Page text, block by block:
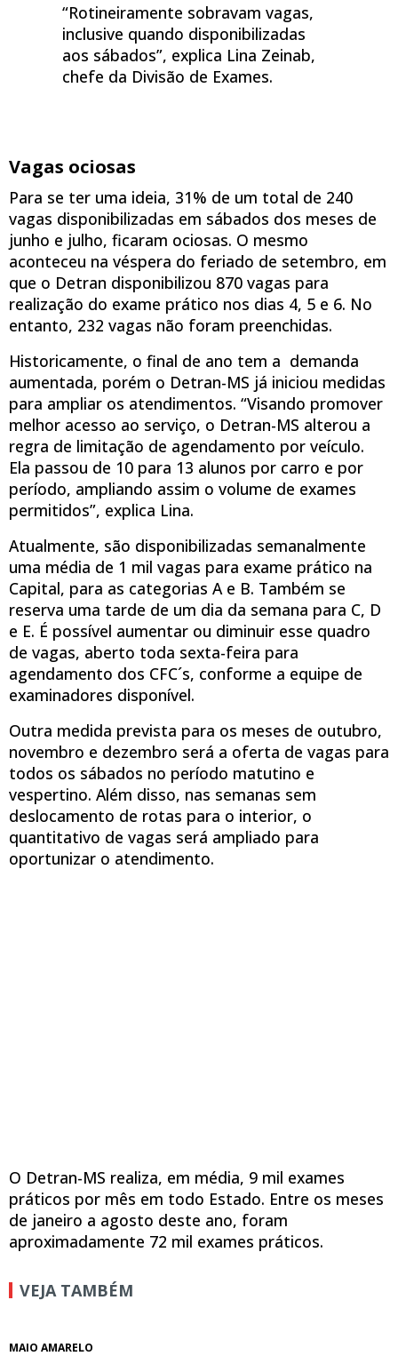
“Rotineiramente sobravam vagas,
inclusive quando disponibilizadas
aos sábados”, explica Lina Zeinab,
chefe da Divisão de Exames.
Vagas ociosas
Para se ter uma ideia, 31% de um total de 240
vagas disponibilizadas em sábados dos meses de
junho e julho, ficaram ociosas. O mesmo
aconteceu na véspera do feriado de setembro, em
que o Detran disponibilizou 870 vagas para
realização do exame prático nos dias 4, 5 e 6. No
entanto, 232 vagas não foram preenchidas.
Historicamente, o final de ano tem a demanda
aumentada, porém o Detran-MS já iniciou medidas
para ampliar os atendimentos. “Visando promover
melhor acesso ao serviço, o Detran-MS alterou a
regra de limitação de agendamento por veículo.
Ela passou de 10 para 13 alunos por carro e por
período, ampliando assim o volume de exames
permitidos”, explica Lina.
Atualmente, são disponibilizadas semanalmente
uma média de 1 mil vagas para exame prático na
Capital, para as categorias A e B. Também se
reserva uma tarde de um dia da semana para C, D
e E. É possível aumentar ou diminuir esse quadro
de vagas, aberto toda sexta-feira para
agendamento dos CFC´s, conforme a equipe de
examinadores disponível.
Outra medida prevista para os meses de outubro,
novembro e dezembro será a oferta de vagas para
todos os sábados no período matutino e
vespertino. Além disso, nas semanas sem
deslocamento de rotas para o interior, o
quantitativo de vagas será ampliado para
oportunizar o atendimento.
O Detran-MS realiza, em média, 9 mil exames
práticos por mês em todo Estado. Entre os meses
de janeiro a agosto deste ano, foram
aproximadamente 72 mil exames práticos.
VEJA TAMBÉM
MAIO AMARELO